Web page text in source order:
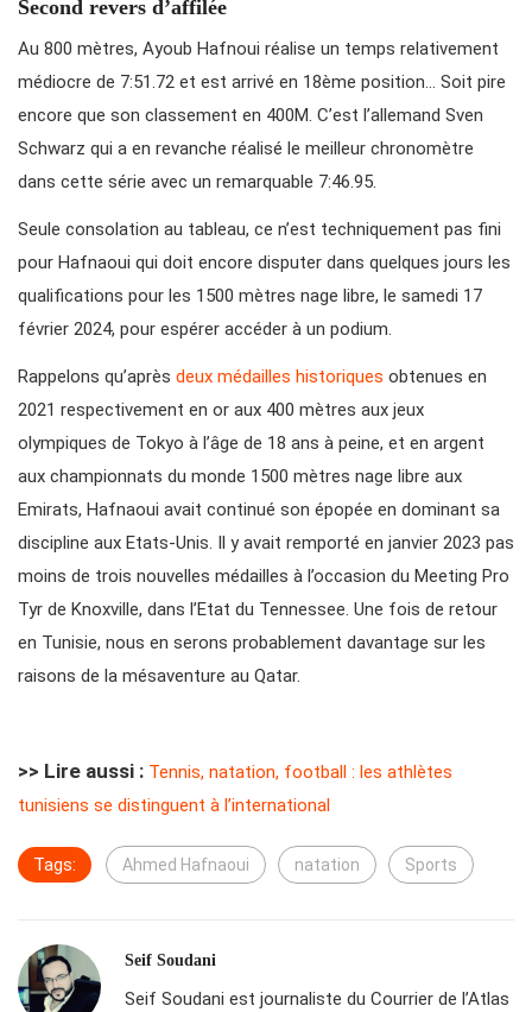
Second revers d’affilée
Au 800 mètres, Ayoub Hafnoui réalise un temps relativement
médiocre de 7:51.72 et est arrivé en 18ème position… Soit pire
encore que son classement en 400M. C’est l’allemand Sven
Schwarz qui a en revanche réalisé le meilleur chronomètre
dans cette série avec un remarquable 7:46.95.
Seule consolation au tableau, ce n’est techniquement pas fini
pour Hafnaoui qui doit encore disputer dans quelques jours les
qualifications pour les 1500 mètres nage libre, le samedi 17
février 2024, pour espérer accéder à un podium.
Rappelons qu’après deux médailles historiques obtenues en
2021 respectivement en or aux 400 mètres aux jeux
olympiques de Tokyo à l’âge de 18 ans à peine, et en argent
aux championnats du monde 1500 mètres nage libre aux
Emirats, Hafnaoui avait continué son épopée en dominant sa
discipline aux Etats-Unis. Il y avait remporté en janvier 2023 pas
moins de trois nouvelles médailles à l’occasion du Meeting Pro
Tyr de Knoxville, dans l’Etat du Tennessee. Une fois de retour
en Tunisie, nous en serons probablement davantage sur les
raisons de la mésaventure au Qatar.
>> Lire aussi : Tennis, natation, football : les athlètes
tunisiens se distinguent à l’international
Tags: Ahmed Hafnaoui natation Sports
Seif Soudani
Seif Soudani est journaliste du Courrier de l’Atlas